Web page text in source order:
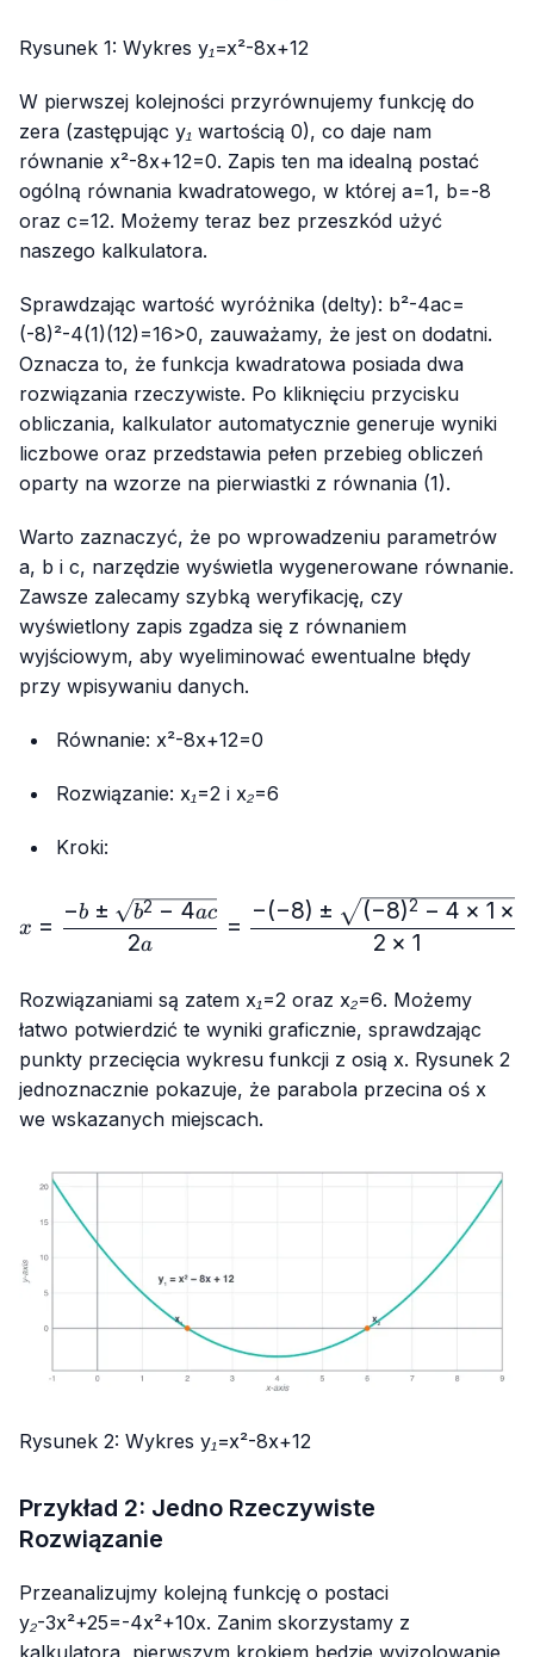
Rysunek 1: Wykres y₁=x²-8x+12
W pierwszej kolejności przyrównujemy funkcję do
zera (zastępując y₁ wartością 0), co daje nam
równanie x²-8x+12=0. Zapis ten ma idealną postać
ogólną równania kwadratowego, w której a=1, b=-8
oraz c=12. Możemy teraz bez przeszkód użyć
naszego kalkulatora.
Sprawdzając wartość wyróżnika (delty): b²-4ac=
(-8)²-4(1)(12)=16>0, zauważamy, że jest on dodatni.
Oznacza to, że funkcja kwadratowa posiada dwa
rozwiązania rzeczywiste. Po kliknięciu przycisku
obliczania, kalkulator automatycznie generuje wyniki
liczbowe oraz przedstawia pełen przebieg obliczeń
oparty na wzorze na pierwiastki z równania (1).
Warto zaznaczyć, że po wprowadzeniu parametrów
a, b i c, narzędzie wyświetla wygenerowane równanie.
Zawsze zalecamy szybką weryfikację, czy
wyświetlony zapis zgadza się z równaniem
wyjściowym, aby wyeliminować ewentualne błędy
przy wpisywaniu danych.
Równanie:x²-8x+12=0
Rozwiązanie:x₁=2 ix₂=6
Kroki:
x = \frac {-b ± \sqrt{b²
x =
2a
−b ± b2 −4ac =
2 × 1
−(−8) ± (−8)2 − 4 × 1 ×
Rozwiązaniami są zatem x₁=2 oraz x₂=6. Możemy
łatwo potwierdzić te wyniki graficznie, sprawdzając
punkty przecięcia wykresu funkcji z osią x. Rysunek 2
jednoznacznie pokazuje, że parabola przecina oś x
we wskazanych miejscach.
Rysunek 2: Wykres y₁=x²-8x+12
Przykład 2: Jedno Rzeczywiste
Rozwiązanie
Przeanalizujmy kolejną funkcję o postaci
y₂-3x²+25=-4x²+10x. Zanim skorzystamy z